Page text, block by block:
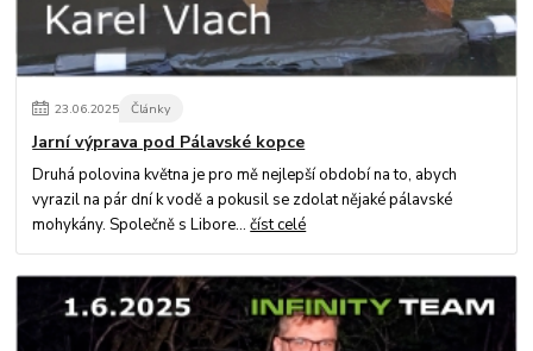
23.06.2025 Články
Jarní výprava pod Pálavské kopce
Druhá polovina května je pro mě nejlepší období na to, abych
vyrazil na pár dní k vodě a pokusil se zdolat nějaké pálavské
mohykány. Společně s Libore...číst celé